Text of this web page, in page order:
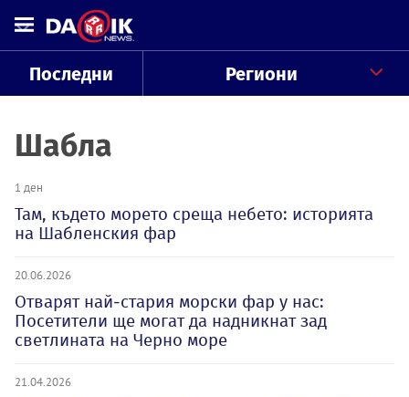
Последни Региони
Шабла
1 ден
Там, където морето среща небето: историята
на Шабленския фар
20.06.2026
Отварят най-стария морски фар у нас:
Посетители ще могат да надникнат зад
светлината на Черно море
21.04.2026